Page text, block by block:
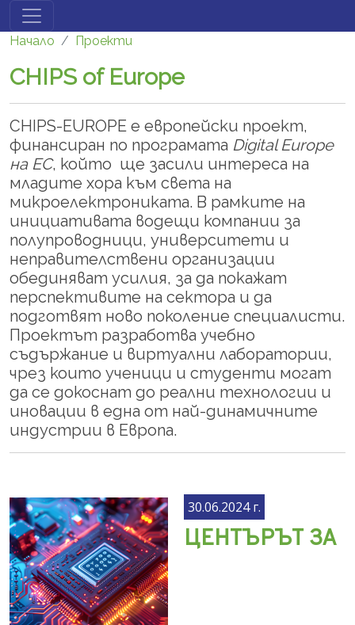
Премини към основното съдържание
Начало Проекти
CHIPS of Europe
CHIPS-EUROPE е европейски проект,
финансиран по програмата Digital Europe
на ЕС, който ще засили интереса на
младите хора към света на
микроелектрониката. В рамките на
инициативата водещи компании за
полупроводници, университети и
неправителствени организации
обединяват усилия, за да покажат
перспективите на сектора и да
подготвят ново поколение специалисти.
Проектът разработва учебно
съдържание и виртуални лаборатории,
чрез които ученици и студенти могат
да се докоснат до реални технологии и
иновации в една от най-динамичните
индустрии в Европа.
30.06.2024 г.
ЦЕНТЪРЪТ ЗА